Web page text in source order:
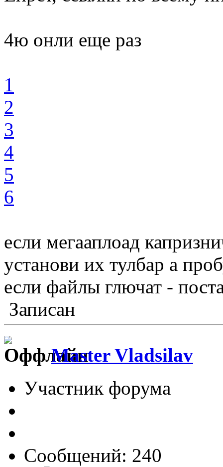
4ю онли еще раз
1
2
3
4
5
6
если мегааплоад
установи их тулбар а
если файлы глючат -
Записан
Master Vladsilav
Участник форума
Сообщений: 240